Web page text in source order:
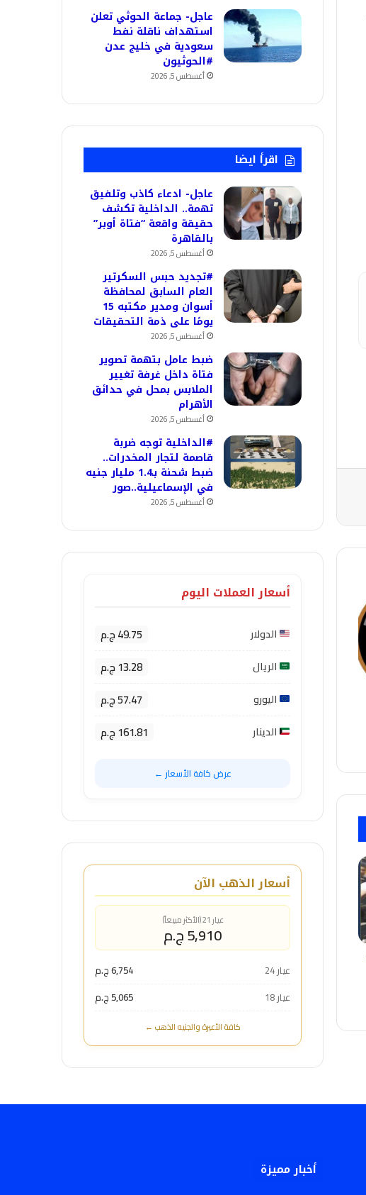
عاجل- جماعة الحوثي تعلن
استهداف ناقلة نفط
سعودية في خليج عدن
#الحوثيون
أغسطس 5, 2026
اقرأ ايضا
عاجل- ادعاء كاذب وتلفيق
تهمة.. الداخلية تكشف
حقيقة واقعة “فتاة أوبر”
بالقاهرة
أغسطس 5, 2026
#تجديد حبس السكرتير
العام السابق لمحافظة
أسوان ومدير مكتبه 15
يومًا على ذمة التحقيقات
أغسطس 5, 2026
ضبط عامل بتهمة تصوير
فتاة داخل غرفة تغيير
الملابس بمحل في حدائق
الأهرام
أغسطس 5, 2026
#الداخلية توجه ضربة
قاصمة لتجار المخدرات..
ضبط شحنة بـ1.4 مليار جنيه
في الإسماعيلية..صور
أغسطس 5, 2026
أسعار العملات اليوم
الدولار 49.75 ج.م
الريال 13.28 ج.م
اليورو 57.47 ج.م
الدينار 161.81 ج.م
عرض كافة الأسعار ←
أسعار الذهب الآن
عيار 21 (الأكثر مبيعاً)
5,910 ج.م
عيار 24
6,754 ج.م
عيار 18
5,065 ج.م
كافة الأعيرة والجنيه الذهب ←
أخبار مميزة